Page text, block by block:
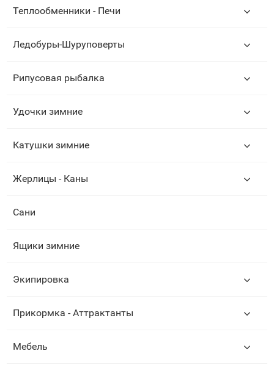
Теплообменники - Печи
Ледобуры-Шуруповерты
Рипусовая рыбалка
Удочки зимние
Катушки зимние
Жерлицы - Каны
Сани
Ящики зимние
Экипировка
Прикормка - Аттрактанты
Мебель